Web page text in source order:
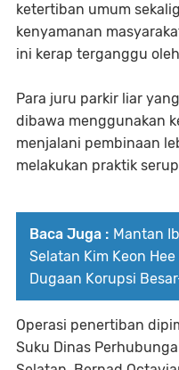
ketertiban umum
kenyamanan
ini kerap terganggu
Para juru parkir liar
dibawa menggunakan
menjalani pembinaan
melakukan praktik
Baca Juga : Mantan
Selatan Kim Keon
Dugaan Korupsi
Operasi penertiban
Suku Dinas